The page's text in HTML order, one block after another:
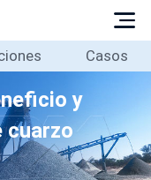
Casos
y
cuarzo